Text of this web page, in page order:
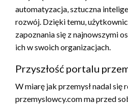
automatyzacja, sztuczna
rozwój. Dzięki temu,
zapoznania się z najnowszymi
ich w swoich organizacjach.
Przyszłość portalu
W miarę jak przemysł nadal się
przemyslowcy.com ma przed